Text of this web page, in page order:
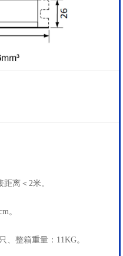
离＜2米。
。
、整箱重量：11KG。